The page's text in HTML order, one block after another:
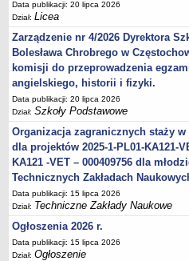
Data publikacji: 20 lipca 2026
Dział:Licea
Zarządzenie nr 4/2026 Dyrektora
Bolesława Chrobrego w
komisji do przeprowadzenia
angielskiego, historii i fizyki.
Data publikacji: 20 lipca 2026
Dział:Szkoły Podstawowe
Organizacja zagranicznych staży
dla projektów 2025-1-PL01-KA121-
KA121 -VET – 000409756 dla
Technicznych Zakładach
Data publikacji: 15 lipca 2026
Dział: Techniczne Zakłady Naukowe
Ogłoszenia 2026 r.
Data publikacji: 15 lipca 2026
Dział:Ogłoszenie